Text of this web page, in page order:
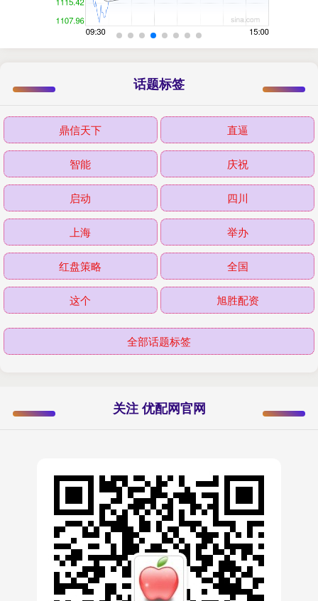
话题标签
鼎信天下 直逼
智能 庆祝
启动 四川
上海 举办
红盘策略 全国
这个 旭胜配资
全部话题标签
关注 优配网官网